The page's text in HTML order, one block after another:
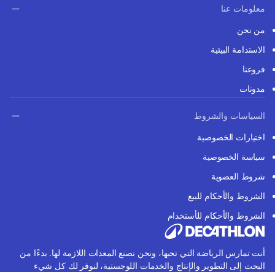
معلومات عنا
من نحن
الاستدامة البيئية
فروعنا
مدونات
السياسات والشروط
اختيارات الخصوصية
سياسة الخصوصية
شروط العضوية
الشروط والأحكام للبيع
الشروط والأحكام للأستخدام
أنت تمارس الرياضة التي تحبها، ونحن نصنع المعدات اللازمة لها. بدءًا من
البحث إلى التطوير والإنتاج والخدمات اللوجستية، لنوفر لك كل شيء